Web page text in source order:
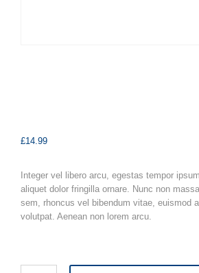
£14.99
Integer vel libero arcu, egestas tempor
aliquet dolor fringilla ornare. Nunc non
sem, rhoncus vel bibendum vitae, euismod
volutpat. Aenean non lorem arcu.